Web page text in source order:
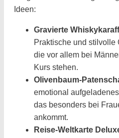
Ideen:
Gravierte
Praktische und stilvolle
die vor allem bei
Kurs stehen.
Olivenbaum-
emotional
das besonders bei
ankommt.
Reise-Weltkarte